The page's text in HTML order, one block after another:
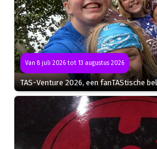
Van 8 juli 2026 tot 13 augustus 2026
TAS-Venture 2026, een fanTAStische